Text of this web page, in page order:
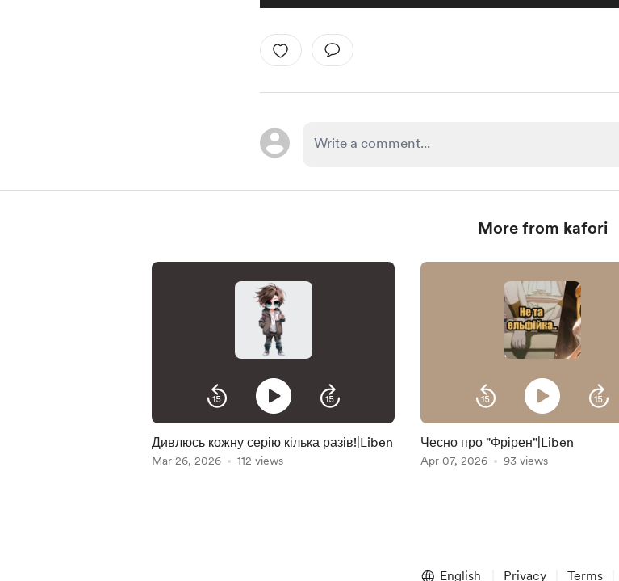
More from kafori
Дивлюсь кожну серію кілька разів!|Liben
Mar 26, 2026 112 views
Чесно про "Фрірен"|Liben
Apr 07, 2026 93 views
English Privacy Terms